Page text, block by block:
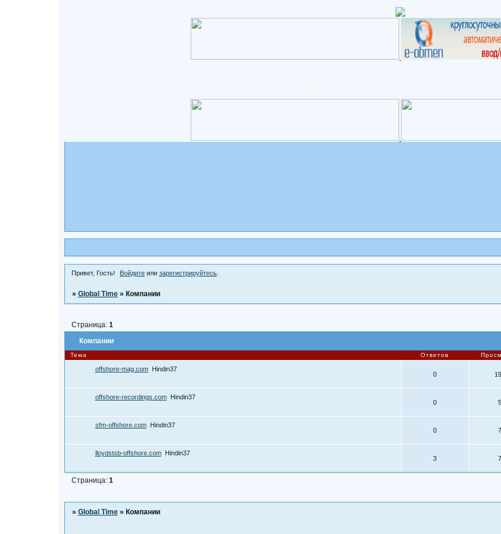
Привет, Гость! Войдите илизарегистрируйтесь.
» Global Time » Компании
Компании
Страница: 1
Тема Ответов
offshore-mag.com Hindin37
0
offshore-recordings.com Hindin37
0
sfm-offshore.com Hindin37
0
lloydstsb-offshore.com Hindin37
3
Страница: 1
» Global Time » Компании